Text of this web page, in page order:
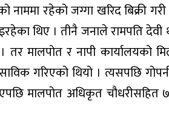
नाममा रहेको जग्गा खरिद बिक्री
थिए । तीनै जनाले रामपति देवी
मालपोत र नापी कार्यालयको
गरिएको थियो । त्यसपछि
मालपोत अधिकृत चौधरीसहित ७